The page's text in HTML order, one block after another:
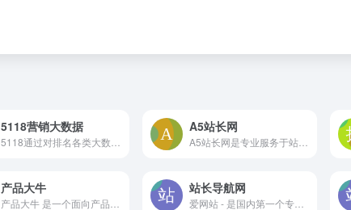
5118营销大数据 A5站长网
A5站长网是专业服务于站长和网站的信息平台。提供全方位的站长资讯以及网站建设、运营推广、搜索优化、服务器运维等精品内容。A5站长网全力支持站长实现创业梦想。
产品大牛 站长导航网
爱网站 - 是国内第一个专注于推广优秀网站的开放式网站，具有分类目录及资讯发布平台,收录国内外各行业优秀网站,以为站长和网站提供服务为己任,有优秀网站目录为参考,还有网站优化推广及互联网资讯服务。